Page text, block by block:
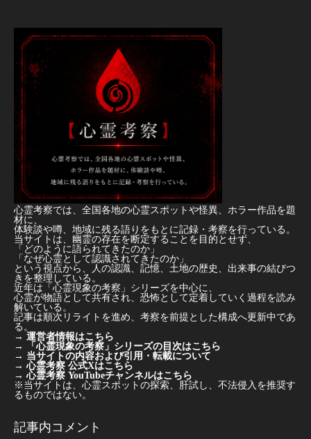
心霊考察では、全国各地の心霊スポットや怪異、ホラー作品を題
材に、
体験談や噂、地域に残る語りをもとに記録・考察を行っている。
当サイトは、幽霊の存在を断定することを目的とせず、
「どのように語られてきたのか」
「なぜ心霊として認識されてきたのか」
という視点から、人の認識、記憶、土地の歴史、出来事の結びつ
きを整理している。
近年は「心霊現象の考察」シリーズを中心に、
心霊が物語として共有され、恐怖として定着していく過程を読み
解いている。
記事は順次リライトを進め、考察を前提とした構成へ更新中であ
る。
→ 運営者情報はこちら
→
「心霊現象の考察」シリーズの目次はこちら
→ 当サイトの内容および引用・転載について
→ 心霊考察 公式Xはこちら
→ 心霊考察 YouTubeチャンネルはこちら
※当サイトは、心霊スポットの探索、肝試し、不法侵入を推奨す
るものではない。
記事内コメント